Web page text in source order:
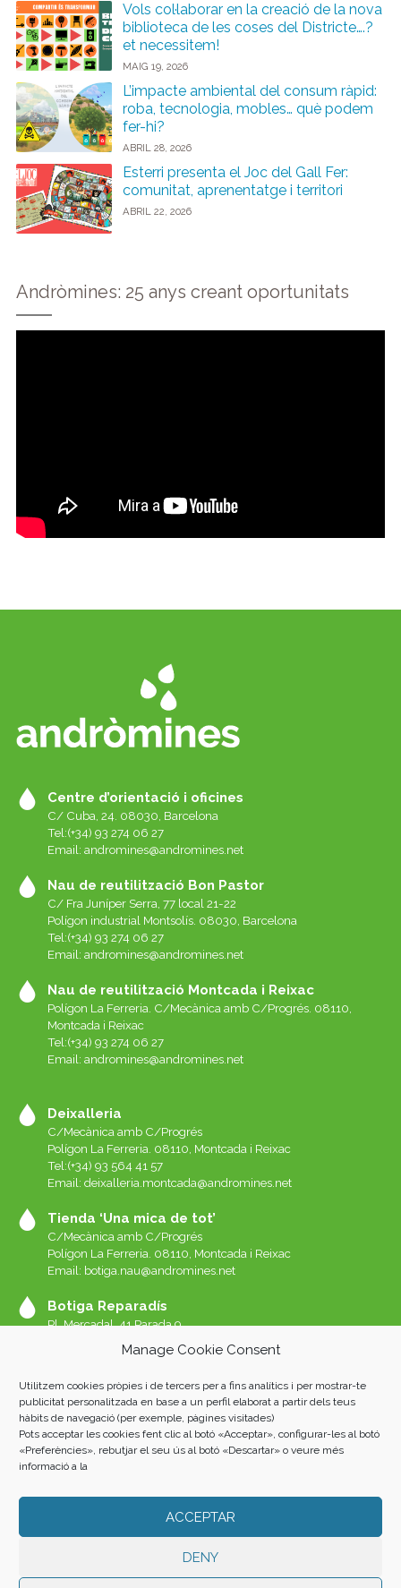
Manage Cookie Consent
Utilitzem cookies pròpies i de tercers per a fins analítics i per mostrar-te
publicitat personalitzada en base a un perfil elaborat a partir dels teus
hàbits de navegació (per exemple, pàgines visitades)
Pots acceptar les cookies fent clic al botó «Acceptar», configurar-les al botó
«Preferències», rebutjar el seu ús al botó «Descartar» o veure més
informació a la
ACCEPTAR
DENY
Vols col·laborar en la creació de la nova
biblioteca de les coses del Districte….?
et necessitem!
MAIG 19, 2026
L’impacte ambiental del consum ràpid:
roba, tecnologia, mobles… què podem
fer-hi?
ABRIL 28, 2026
Esterri presenta el Joc del Gall Fer:
comunitat, aprenentatge i territori
ABRIL 22, 2026
Andròmines: 25 anys creant oportunitats
Centre d’orientació i oficines
C/ Cuba, 24. 08030, Barcelona
Tel:(+34) 93 274 06 27
Email: andromines@andromines.net
Nau de reutilització Bon Pastor
C/ Fra Juníper Serra, 77 local 21-22
Polígon industrial Montsolís. 08030, Barcelona
Tel:(+34) 93 274 06 27
Email: andromines@andromines.net
Nau de reutilització Montcada i Reixac
Polígon La Ferreria. C/Mecànica amb C/Progrés. 08110,
Montcada i Reixac
Tel:(+34) 93 274 06 27
Email: andromines@andromines.net
Deixalleria
C/Mecànica amb C/Progrés
Polígon La Ferreria. 08110, Montcada i Reixac
Tel:(+34) 93 564 41 57
Email: deixalleria.montcada@andromines.net
Tienda ‘Una mica de tot’
C/Mecànica amb C/Progrés
Polígon La Ferreria. 08110, Montcada i Reixac
Email: botiga.nau@andromines.net
Botiga Reparadís
Pl. Mercadal, 41 Parada 9
Whatssap 639-520-060
Botiga Una Mica de tot Sant Andreu
Pl. Mercadal, 41 Parada 8
Galeries del Mercat de Sant Andreu. 08030 Barcelona
AVISO LEGAL|POLÍTICA DE PRIVACIDAD
COOKIES| Fotos: Albert San Andrés i Oriol L. Rubio. Home: Luis
Álvarez Marra.